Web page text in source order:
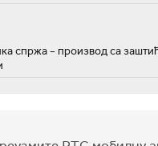
спржа – производ са